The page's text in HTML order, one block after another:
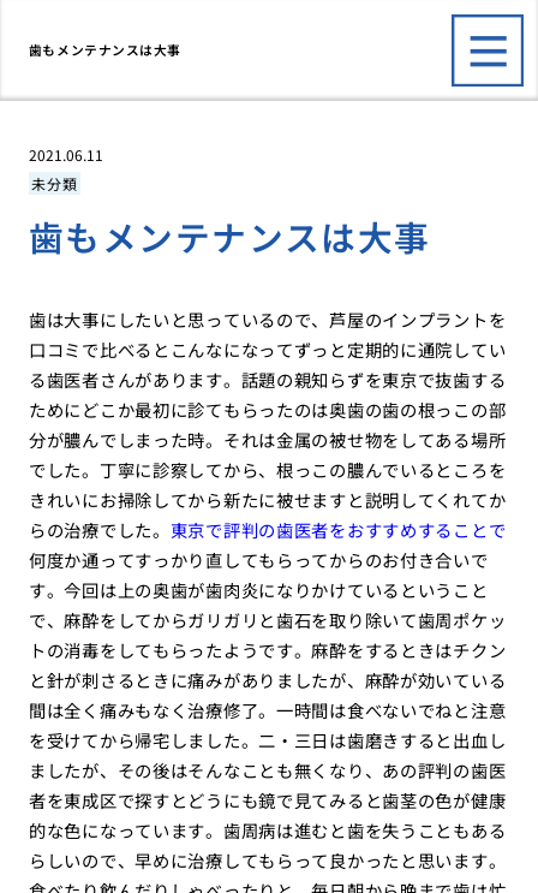
歯もメンテナンスは大事
2021.06.11
未分類
歯もメンテナンスは大事
歯は大事にしたいと思っているので、芦屋のインプラントを
口コミで比べるとこんなになってずっと定期的に通院してい
る歯医者さんがあります。話題の親知らずを東京で抜歯する
ためにどこか最初に診てもらったのは奥歯の歯の根っこの部
分が膿んでしまった時。それは金属の被せ物をしてある場所
でした。丁寧に診察してから、根っこの膿んでいるところを
きれいにお掃除してから新たに被せますと説明してくれてか
らの治療でした。 東京で評判の歯医者をおすすめすることで
何度か通ってすっかり直してもらってからのお付き合いで
す。今回は上の奥歯が歯肉炎になりかけているということ
で、麻酔をしてからガリガリと歯石を取り除いて歯周ポケッ
トの消毒をしてもらったようです。麻酔をするときはチクン
と針が刺さるときに痛みがありましたが、麻酔が効いている
間は全く痛みもなく治療修了。一時間は食べないでねと注意
を受けてから帰宅しました。二・三日は歯磨きすると出血し
ましたが、その後はそんなことも無くなり、あの評判の歯医
者を東成区で探すとどうにも鏡で見てみると歯茎の色が健康
的な色になっています。歯周病は進むと歯を失うこともある
らしいので、早めに治療してもらって良かったと思います。